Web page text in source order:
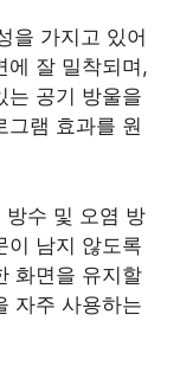
을 가지고 있어
에 잘 밀착되며,
는 공기 방울을
그램 효과를 원
방수 및 오염 방
이 남지 않도록
화면을 유지할
자주 사용하는